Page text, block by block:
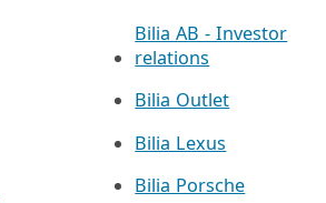
Bilia AB - Investor
relations
Bilia Outlet
Bilia Lexus
Bilia Porsche